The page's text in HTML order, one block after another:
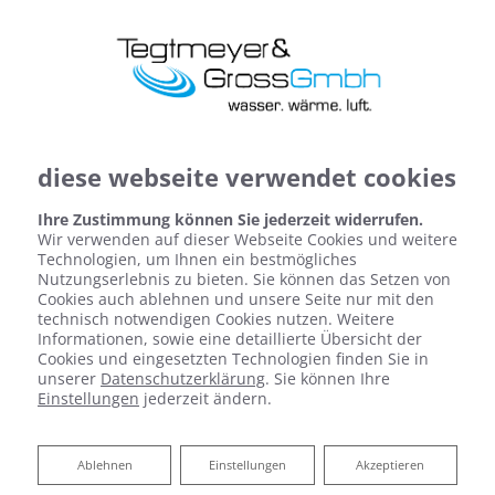
Ihr intelligentes Zuhause
diese webseite verwendet cookies
Ihre Zustimmung können Sie jederzeit widerrufen.
Wir verwenden auf dieser Webseite Cookies und weitere
Technologien, um Ihnen ein bestmögliches
Nutzungserlebnis zu bieten. Sie können das Setzen von
Cookies auch ablehnen und unsere Seite nur mit den
technisch notwendigen Cookies nutzen. Weitere
Informationen, sowie eine detaillierte Übersicht der
Cookies und eingesetzten Technologien finden Sie in
unserer Datenschutzerklärung. Sie können Ihre
Einstellungen jederzeit ändern.
Akzeptieren
Einstellungen
Ablehnen
Ablehnen